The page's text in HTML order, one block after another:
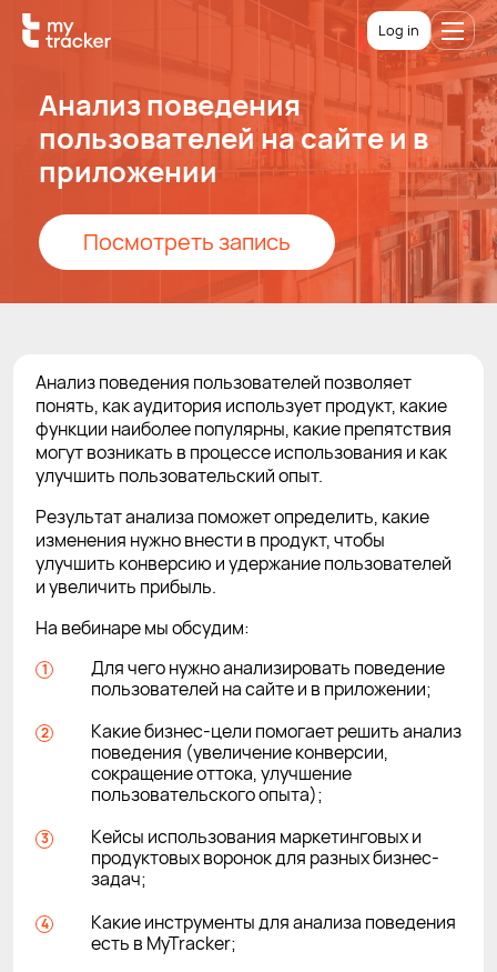
Log in
Анализ поведения
пользователей на сайте и в
приложении
Посмотреть запись
Анализ поведения пользователей позволяет
понять, как аудитория использует продукт, какие
функции наиболее популярны, какие препятствия
могут возникать в процессе использования и как
улучшить пользовательский опыт.
Результат анализа поможет определить, какие
изменения нужно внести в продукт, чтобы
улучшить конверсию и удержание пользователей
и увеличить прибыль.
На вебинаре мы обсудим:
Для чего нужно анализировать поведение
пользователей на сайте и в приложении;
Какие бизнес-цели помогает решить анализ
поведения (увеличение конверсии,
сокращение оттока, улучшение
пользовательского опыта);
Кейсы использования маркетинговых и
продуктовых воронок для разных бизнес-
задач;
Какие инструменты для анализа поведения
есть в MyTracker;